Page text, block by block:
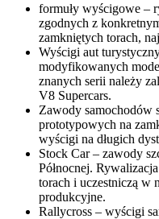
formuły wyścigowe –
zgodnych z
zamkniętych torach,
Wyścigi aut
modyfikowanych
znanych serii należy
V8 Supercars.
Zawody samochodów
prototypowych na
wyścigi na długich
Stock Car – zawody
Północnej.
torach i uczestniczą w
produkcyjne.
Rallycross – wyścigi